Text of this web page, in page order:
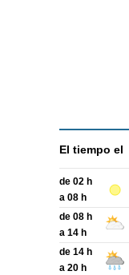
El tiempo el
de 02 h
a 08 h
de 08 h
a 14 h
de 14 h
a 20 h